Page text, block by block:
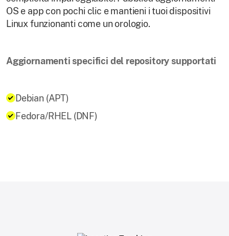
OS e app con pochi clic e mantieni i tuoi dispositivi
Linux funzionanti come un orologio.
Aggiornamenti specifici del repository supportati
Debian (APT)
Fedora/RHEL (DNF)